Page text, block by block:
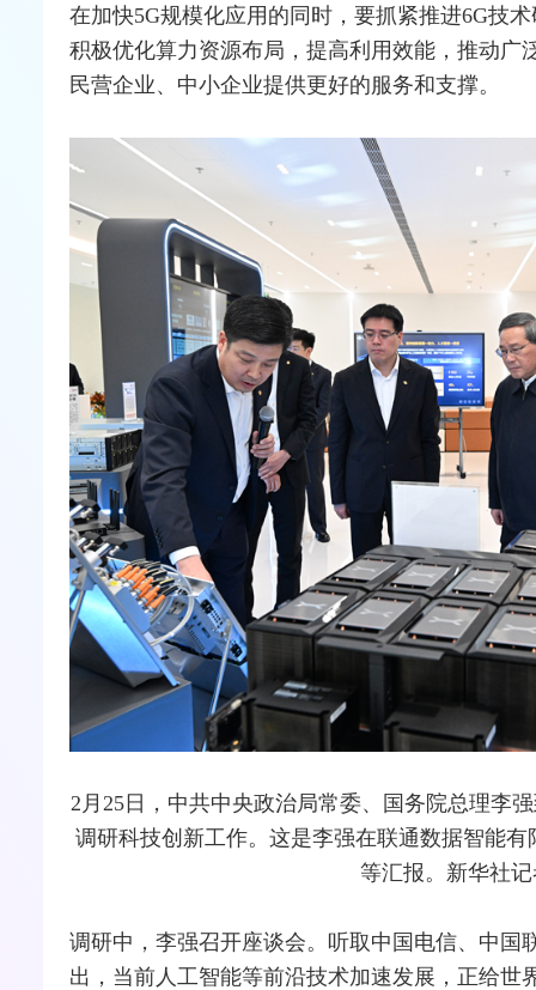
在加快5G规模化应用的同时，要抓紧推进6G技
积极优化算力资源布局，提高利用效能，推动广
民营企业、中小企业提供更好的服务和支撑。
2月25日，中共中央政治局常委、国务院总理李
调研科技创新工作。这是李强在联通数据智能
等汇报。新华社
调研中，李强召开座谈会。听取中国电信、中国
出，当前人工智能等前沿技术加速发展，正给世